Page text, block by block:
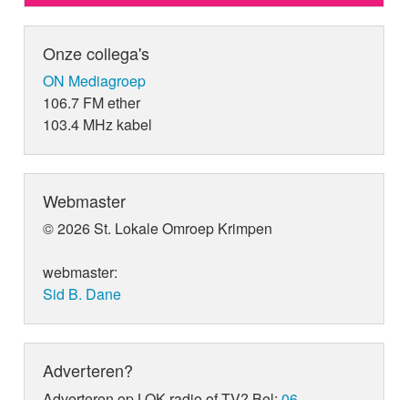
Onze collega's
ON Mediagroep
106.7 FM ether
103.4 MHz kabel
Webmaster
© 2026 St. Lokale Omroep Krimpen
webmaster:
Sid B. Dane
Adverteren?